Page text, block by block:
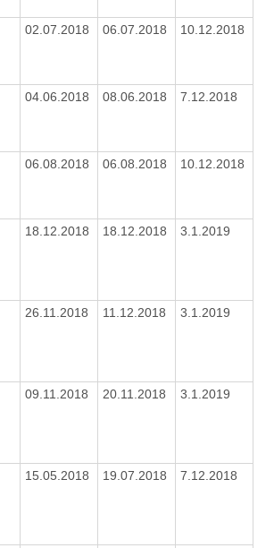
02.07.2018 06.07.2018 10.12.2018
04.06.2018 08.06.2018 7.12.2018
06.08.2018 06.08.2018 10.12.2018
18.12.2018 18.12.2018 3.1.2019
26.11.2018 11.12.2018 3.1.2019
09.11.2018 20.11.2018 3.1.2019
15.05.2018 19.07.2018 7.12.2018